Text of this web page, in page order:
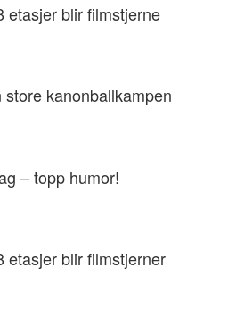
etasjer blir filmstjerne
kanonballkampen
– topp humor!
etasjer blir filmstjerner